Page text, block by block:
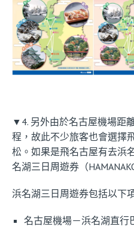
▼4. 另外由於名古屋機場距
程，故此不少旅客也會選擇
松。如果是飛名古屋有去浜
名湖三日周遊券（
浜名湖三日周遊券包括以下
名古屋機場－浜名湖直行